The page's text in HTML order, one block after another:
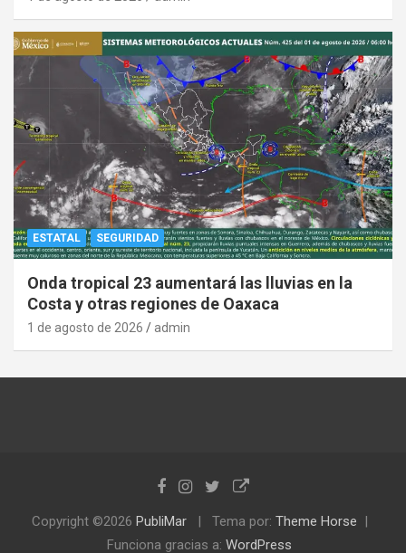
ESTATAL SEGURIDAD
Onda tropical 23 aumentará las lluvias en la
Costa y otras regiones de Oaxaca
1 de agosto de 2026 admin
Copyright ©2026 PubliMar Tema por: Theme Horse
Funciona gracias a: WordPress